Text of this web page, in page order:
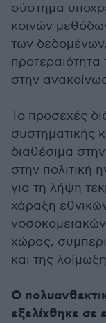
σύστημα
κοινών
των
στην
Το προσεχές
συστηματικής
διαθέσιμα
στην πολιτική
για τη λήψη
χάραξη
χώρας,
και της
Ο
εξελίχθηκε σε